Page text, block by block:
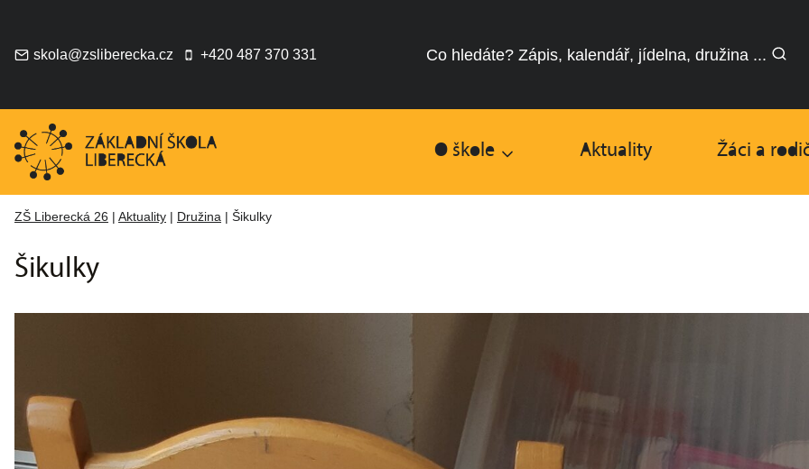
obsahskola@zsliberecka.cz +420 487 370 331 Co hledáte? Zápis, kalendář, jídelna, družina ...
O škole Aktuality Žáci a
ZŠ Liberecká 26 Aktuality Družina Šikulky
Šikulky